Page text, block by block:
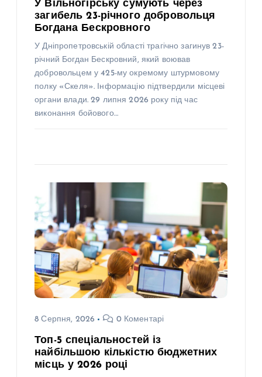
У Вільногірську сумують через
загибель 23-річного добровольця
Богдана Бескровного
У Дніпропетровській області трагічно загинув 23-
річний Богдан Бескровний, який воював
добровольцем у 425-му окремому штурмовому
полку «Скеля». Інформацію підтвердили місцеві
органи влади. 29 липня 2026 року під час
виконання бойового…
8 Серпня, 2026 0 Коментарі
Топ-5 спеціальностей із
найбільшою кількістю бюджетних
місць у 2026 році